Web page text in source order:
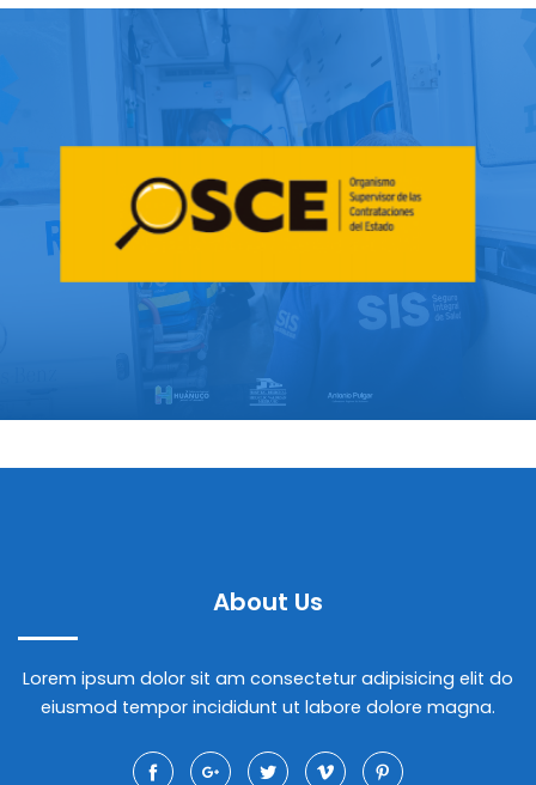
About Us
Lorem ipsum dolor sit am consectetur adipisicing elit do
eiusmod tempor incididunt ut labore dolore magna.